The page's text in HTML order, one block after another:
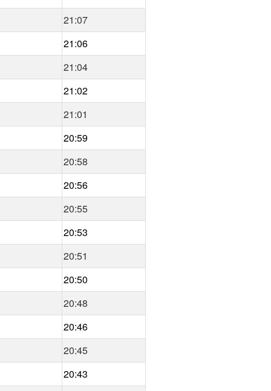
21:07
21:06
21:04
21:02
21:01
20:59
20:58
20:56
20:55
20:53
20:51
20:50
20:48
20:46
20:45
20:43